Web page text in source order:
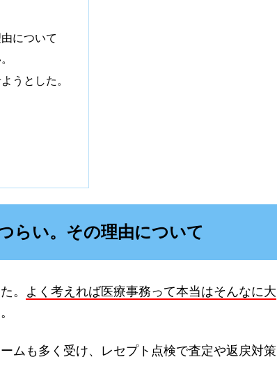
について
うとした。
らい。その理由について
。 よく考えれば医療事務って本当はそんなに大
ムも多く受け、レセプト点検で査定や返戻対策